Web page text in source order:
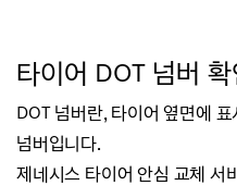
타이어 DOT 넘버 확
DOT 넘버란, 타이어 옆면에
넘버입니다.
제네시스 타이어 안심 교체 서